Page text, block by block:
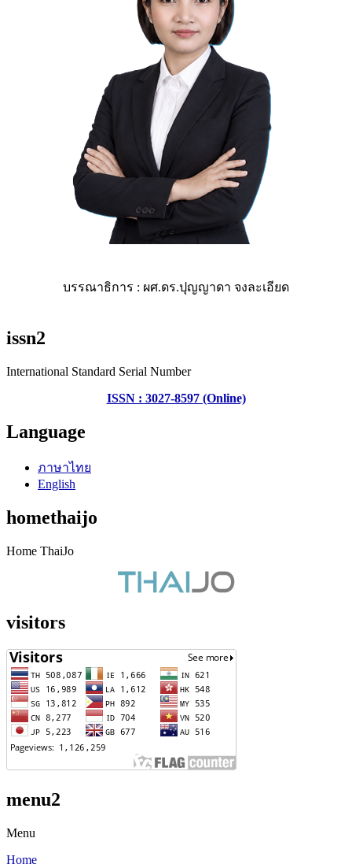
บรรณาธิการ : ผศ.ดร.ปุญญาดา จงละเอียด
issn2
International Standard Serial Number
ISSN : 3027-8597 (Online)
Language
ภาษาไทย
English
homethaijo
Home ThaiJo
visitors
menu2
Menu
Home